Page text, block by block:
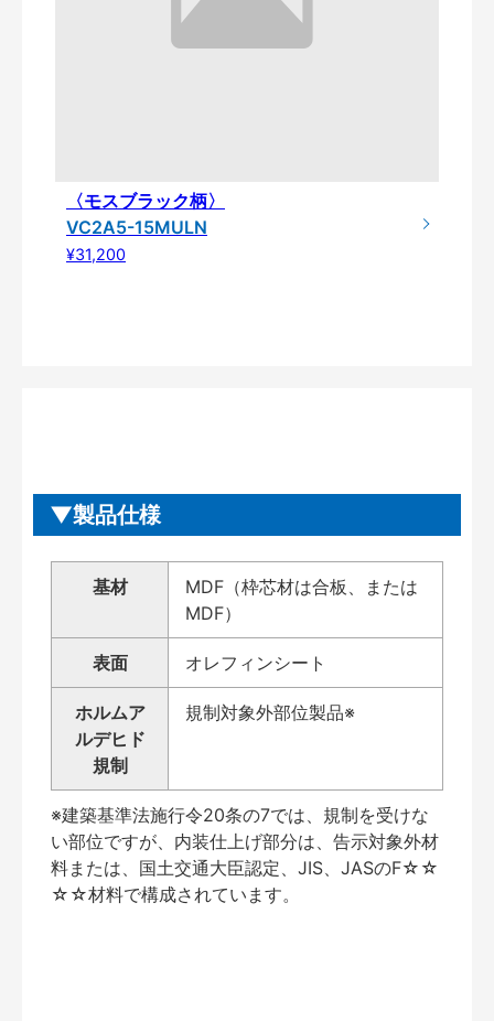
〈モスブラック柄〉
VC2A5-15MULN
¥31,200
製品仕様
基材
MDF（枠芯材は合板、または
MDF）
表面 オレフィンシート
ホルムア
ルデヒド
規制
規制対象外部位製品※
※建築基準法施行令20条の7では、規制を受けな
い部位ですが、内装仕上げ部分は、告示対象外材
料または、国土交通大臣認定、JIS、JASのF☆☆
☆☆材料で構成されています。